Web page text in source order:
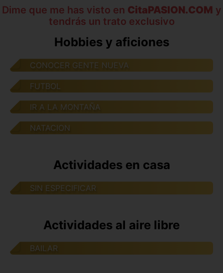
Dime que me has visto en CitaPASION.COM y
tendrás un trato exclusivo
Hobbies y aficiones
CONOCER GENTE NUEVA
FUTBOL
IR A LA MONTAÑA
NATACION
Actividades en casa
SIN ESPECIFICAR
Actividades al aire libre
BAILAR